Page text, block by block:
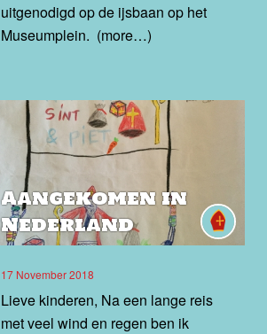
uitgenodigd op de ijsbaan op het
Museumplein. (more…)
Aangekomen in
Nederland
17 November 2018
Lieve kinderen, Na een lange reis
met veel wind en regen ben ik